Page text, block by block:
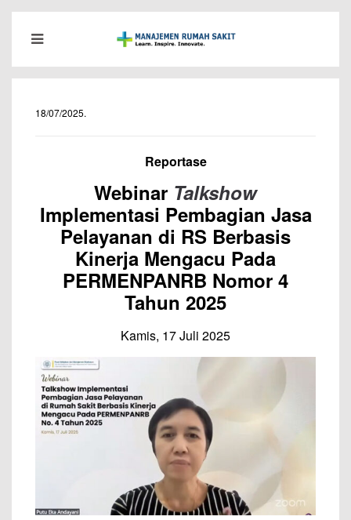
18/07/2025.
Reportase
Webinar Talkshow
Implementasi Pembagian Jasa
Pelayanan di RS Berbasis
Kinerja Mengacu Pada
PERMENPANRB Nomor 4
Tahun 2025
Kamis, 17 Juli 2025